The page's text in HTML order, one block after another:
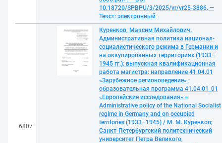
10.18720/SPBPU/3/2025/vr/vr25-3886. —
Текст: электронный
6807
Куренков, Максим Михайлович.
Административная политика национал-
социалистического режима в Германии и
на оккупированных территориях (1933–
1945 гг.): выпускная квалификационная
работа магистра: направление 41.04.01
«Зарубежное регионоведение» ;
образовательная программа 41.04.01_01
«Европейские исследования» =
Administrative policy of the National Socialist
regime in Germany and on occupied
territories (1933–1945) / М. М. Куренков;
Санкт-Петербургский политехнический
университет Петра Великого,